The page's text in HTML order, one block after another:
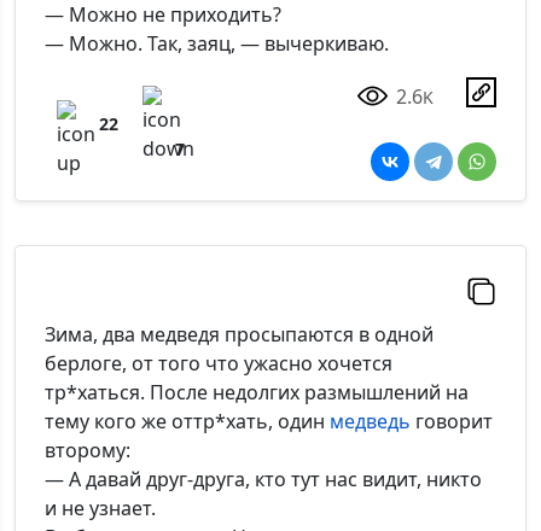
— Можно не приходить?
— Можно. Так, заяц, — вычеркиваю.
22
7
2.6K
Зима, два медведя просыпаются в одной
берлоге, от того что ужасно хочется
тр*хаться. После недолгих размышлений на
тему кого же оттр*хать, один медведь говорит
второму:
— А давай друг-друга, кто тут нас видит, никто
и не узнает.